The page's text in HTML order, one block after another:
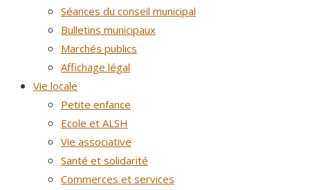
Séances du conseil municipal
Bulletins municipaux
Marchés publics
Affichage légal
Vie locale
Petite enfance
Ecole et ALSH
Vie associative
Santé et solidarité
Commerces et services